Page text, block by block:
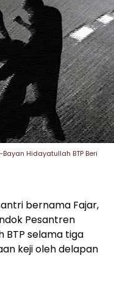
Hidayatullah BTP Beri
bernama Fajar,
Pesantren
BTP selama tiga
keji oleh delapan